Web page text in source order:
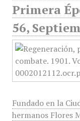
Primera
56,
Fundado en la
hermanos Flores